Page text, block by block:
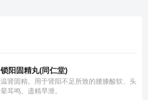
锁阳固精丸(同仁堂)
温肾固精。用于肾阳不足所致的腰膝酸软、头
晕耳鸣、遗精早泄。